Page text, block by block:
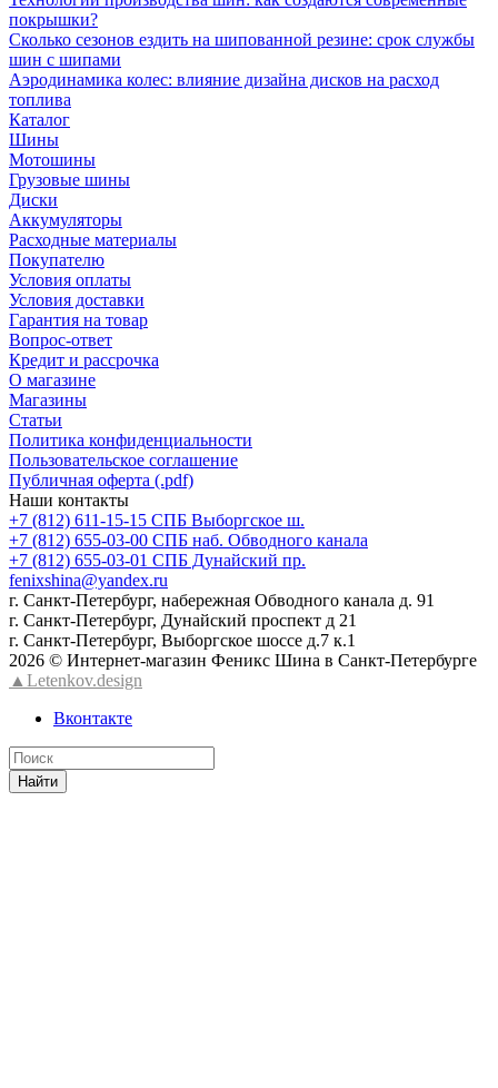
покрышки?
Сколько сезонов ездить на шипованной резине: срок службы
шин с шипами
Аэродинамика колес: влияние дизайна дисков на расход
топлива
Каталог
Шины
Мотошины
Грузовые шины
Диски
Аккумуляторы
Расходные материалы
Покупателю
Условия оплаты
Условия доставки
Гарантия на товар
Вопрос-ответ
Кредит и рассрочка
О магазине
Магазины
Статьи
Политика конфиденциальности
Пользовательское соглашение
Публичная оферта (.pdf)
Наши контакты
+7 (812) 611-15-15 СПБ Выборгское ш.
+7 (812) 655-03-00 СПБ наб. Обводного канала
+7 (812) 655-03-01 СПБ Дунайский пр.
fenixshina@yandex.ru
г. Санкт-Петербург, набережная Обводного канала д. 91
г. Санкт-Петербург, Дунайский проспект д 21
г. Санкт-Петербург, Выборгское шоссе д.7 к.1
2026 © Интернет-магазин Феникс Шина в Санкт-Петербурге
▲Letenkov.design
Вконтакте
Найти